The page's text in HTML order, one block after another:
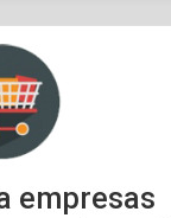
empresas